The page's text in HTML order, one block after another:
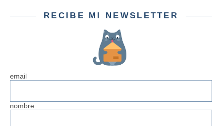
RECIBE MI NEWSLETTER
email
nombre